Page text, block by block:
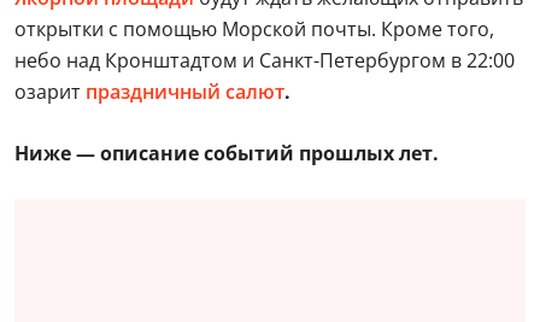
открытки с помощью Морской почты. Кроме того,
небо над Кронштадтом и Санкт-Петербургом в 22:00
озарит праздничный салют.
Ниже — описание событий прошлых лет.